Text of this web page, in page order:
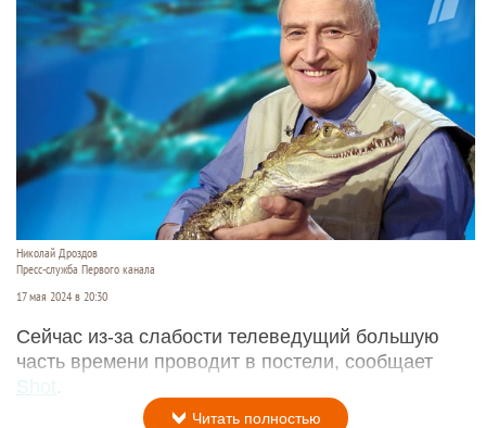
Николай Дроздов
Пресс-служба Первого канала
17 мая 2024 в 20:30
Сейчас из-за слабости телеведущий большую
часть времени проводит в постели, сообщает
Shot
Читать полностью